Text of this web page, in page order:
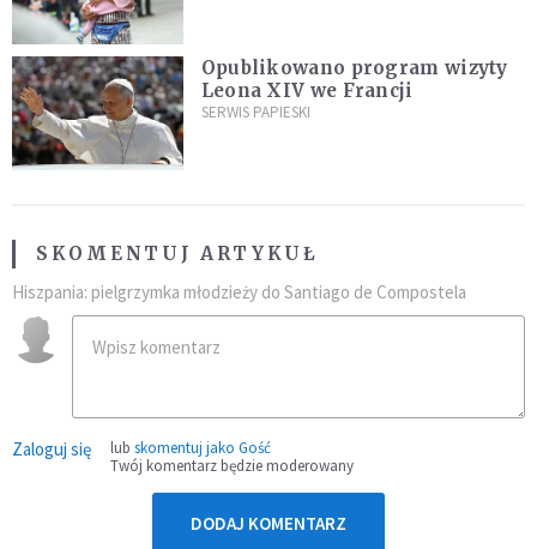
Opublikowano program wizyty
Leona XIV we Francji
SERWIS PAPIESKI
SKOMENTUJ ARTYKUŁ
Hiszpania: pielgrzymka młodzieży do Santiago de Compostela
Zaloguj się lub skomentuj jako Gość
Twój komentarz będzie moderowany
DODAJ KOMENTARZ